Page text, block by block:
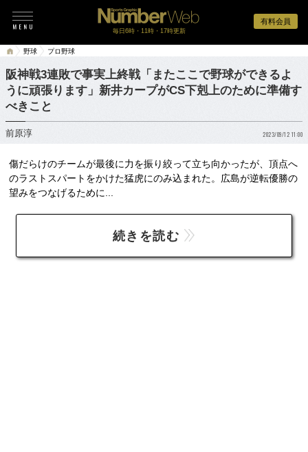
有料会員
毎日6時・11時・17時更新
野球 プロ野球
阪神戦3連敗で事実上終戦「またここで野球ができるよ
うに頑張ります」新井カープがCS下剋上のために準備す
べきこと
前原淳 2023/09/12 11:00
傷だらけのチームが最後に力を振り絞って立ち向かったが、頂点へ
のラストスパートをかけた猛虎にのみ込まれた。広島が逆転優勝の
望みをつなげるために...
続きを読む